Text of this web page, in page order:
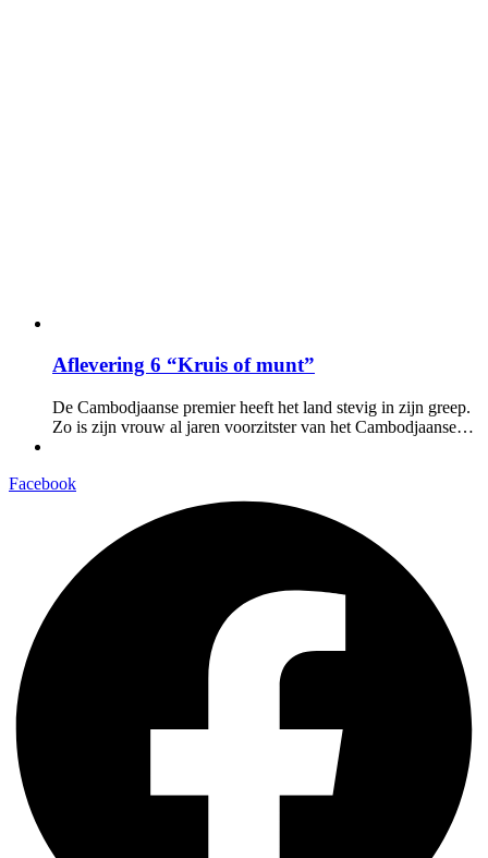
Aflevering 6 “Kruis of munt”
De Cambodjaanse premier heeft het land stevig in zijn greep.
Zo is zijn vrouw al jaren voorzitster van het Cambodjaanse…
Facebook